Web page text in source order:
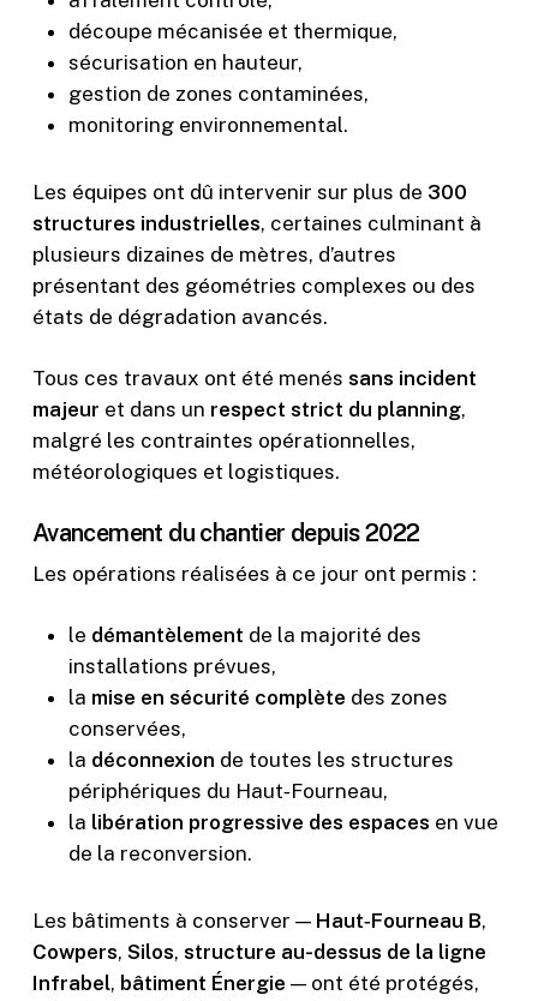
découpe mécanisée et thermique,
sécurisation en hauteur,
gestion de zones contaminées,
monitoring environnemental.
Les équipes ont dû intervenir sur plus de 300
structures industrielles, certaines culminant à
plusieurs dizaines de mètres, d’autres
présentant des géométries complexes ou des
états de dégradation avancés.
Tous ces travaux ont été menés sans incident
majeur et dans un respect strict du planning,
malgré les contraintes opérationnelles,
météorologiques et logistiques.
Avancement du chantier depuis 2022
Les opérations réalisées à ce jour ont permis :
le démantèlement de la majorité des
installations prévues,
la mise en sécurité complète des zones
conservées,
la déconnexion de toutes les structures
périphériques du Haut‑Fourneau,
la libération progressive des espaces en vue
de la reconversion.
Les bâtiments à conserver — Haut‑Fourneau B,
Cowpers, Silos, structure au-dessus de la ligne
Infrabel, bâtiment Énergie — ont été protégés,